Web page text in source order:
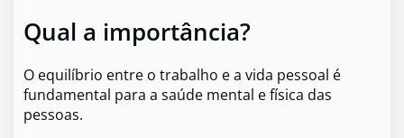
Qual a importância?
O equilíbrio entre o trabalho e a vida pessoal é
fundamental para a saúde mental e física das
pessoas.